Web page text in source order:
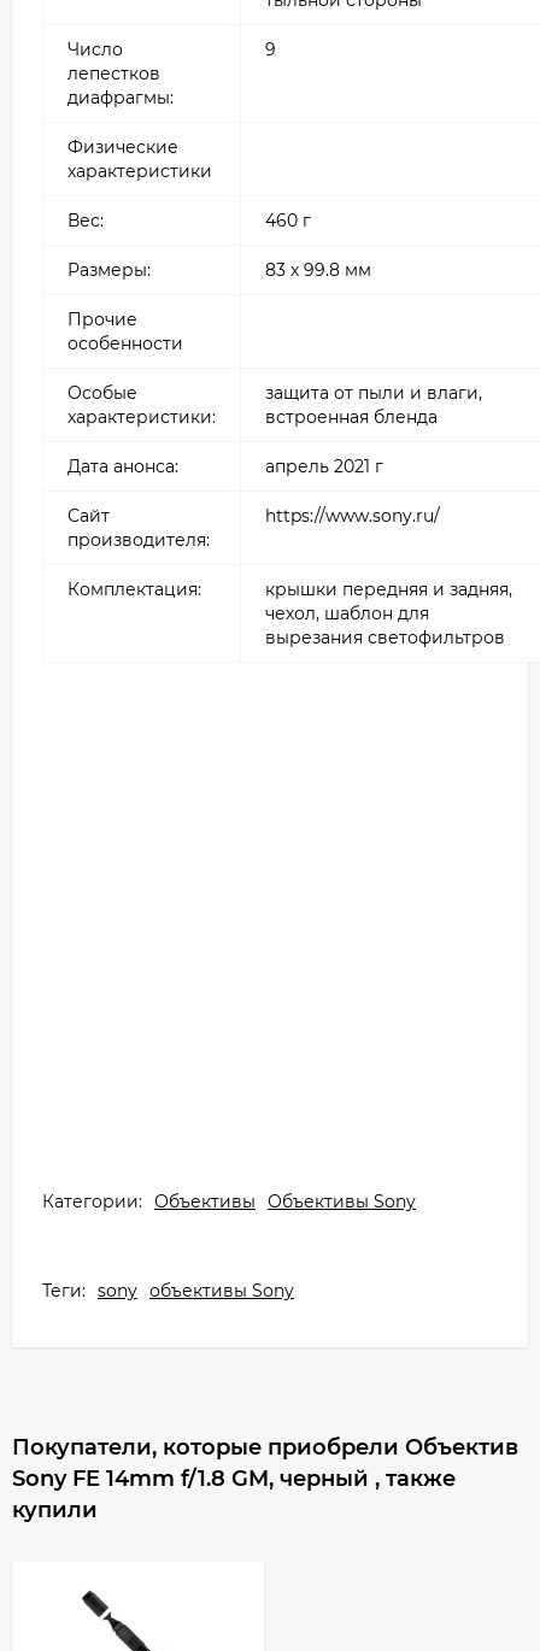
Число
лепестков
диафрагмы:
9
Физические
характеристики
Вес: 460 г
Размеры: 83 х 99.8 мм
Прочие
особенности
Особые
характеристики:
защита от пыли и влаги,
встроенная бленда
Дата анонса: апрель 2021 г
Сайт
производителя:
https://www.sony.ru/
Комплектация:
крышки передняя и задняя,
чехол, шаблон для
вырезания светофильтров
Категории: Объективы Объективы Sony
Теги: sony объективы Sony
Покупатели, которые приобрели Объектив
Sony FE 14mm f/1.8 GM, черный , также
купили